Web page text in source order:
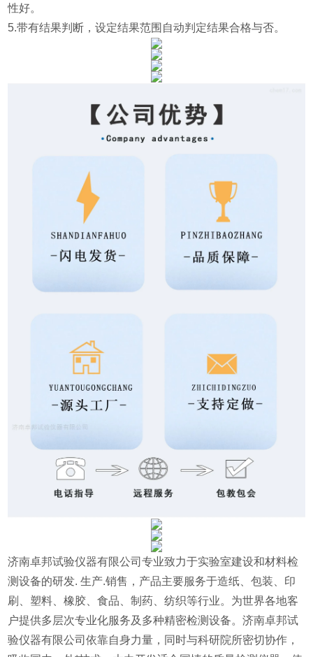
性好。
5.带有结果判断，设定结果范围自动判定结果合格与否。
济南卓邦试验仪器有限公司专业致力于实验室建设和材料检
测设备的研发. 生产.销售，产品主要服务于造纸、包装、印
刷、塑料、橡胶、食品、制药、纺织等行业。为世界各地客
户提供多层次专业化服务及多种精密检测设备。济南卓邦试
验仪器有限公司依靠自身力量，同时与科研院所密切协作，